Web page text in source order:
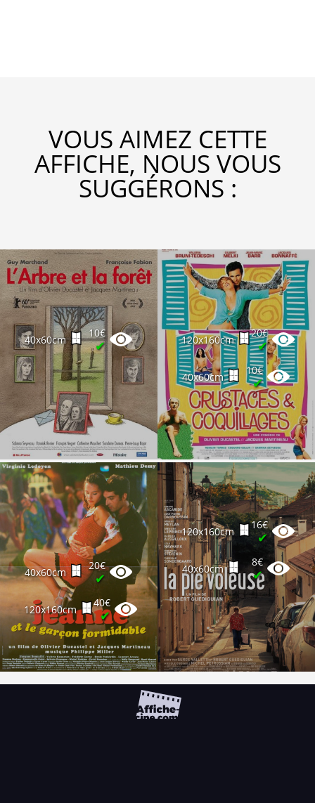
VOUS AIMEZ CETTE
AFFICHE, NOUS VOUS
SUGGÉRONS :
40x60cm
10€
✔ 120x160cm
20€
✔
40x60cm
10€
✔
40x60cm
20€
✔
120x160cm
40€
✔
120x160cm
16€
✔
40x60cm
8€
✔